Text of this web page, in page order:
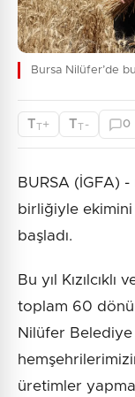
Bursa Nilüfer’de
TT+ TT - 0
BURSA (İGFA)
birliğiyle ekimini
başladı.
Bu yıl
toplam 60
Nilüfer Belediye
üretimler